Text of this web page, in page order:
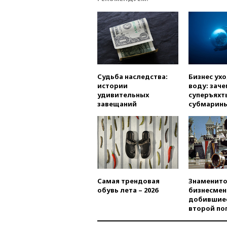
Судьба наследства:
истории
удивительных
завещаний
Бизнес
воду:
Самая трендовая
обувь лета – 2026
второй